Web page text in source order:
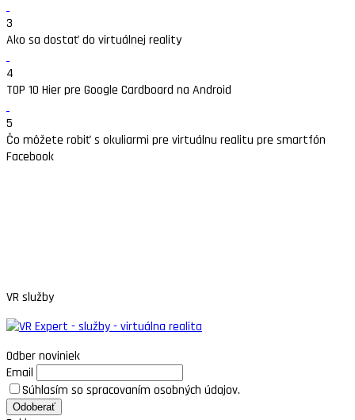
3
Ako sa dostať do virtuálnej reality
4
TOP 10 Hier pre Google Cardboard na Android
5
Čo môžete robiť s okuliarmi pre virtuálnu realitu pre smartfón
Facebook
VR služby
Odber noviniek
Email
Súhlasím so spracovaním osobných údajov.